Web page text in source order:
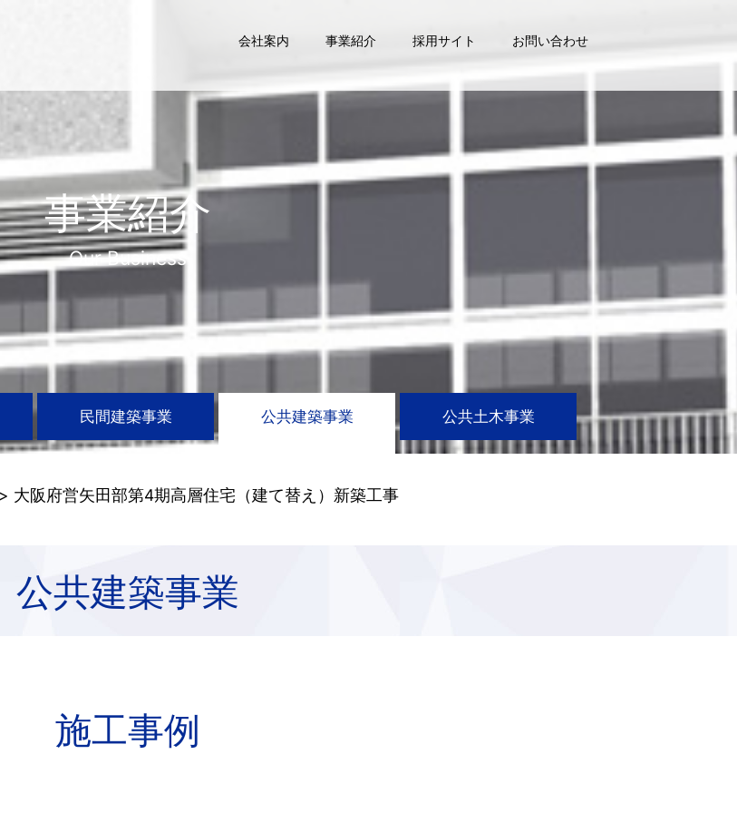
会社案内 事業紹介 採用サイト お問い合わせ
事業紹介
Our Business
民間建築事業 公共建築事業 公共土木事業
> 大阪府営矢田部第4期高層住宅（建て替え）新築工事
公共建築事業
施工事例